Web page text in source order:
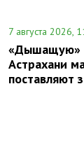
7 августа 2026,
«Дышащую»
Астрахани
поставляют